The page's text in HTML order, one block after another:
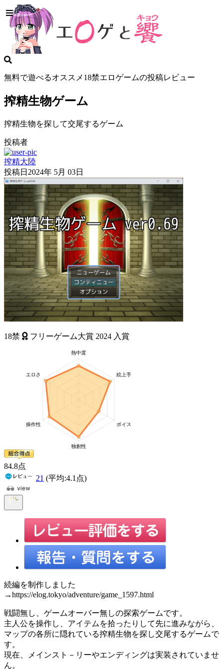
無料で遊べるオススメ18禁エロゲームの投稿レビュー
搾精生物ゲーム
搾精生物を探して交尾するゲーム
投稿者
搾精大陸
投稿日 2024年 5月 03日
18禁 フリーゲーム大賞 2024 入賞
84.8点
21 (平均:4.1 点)
続編を制作しました
→https://elog.tokyo/adventure/game_1597.html
戦闘無し、ゲームオーバー無しの探索ゲームです。
主人公を操作し、アイテムを拾ったりして先に進みながら、
マップの各所に隠れている搾精生物を探し交尾するゲームで
す。
現在、メインスト－リーやエンディングは実装されていませ
ん。